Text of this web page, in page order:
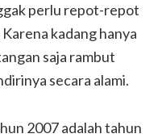
perlu repot-repot
kadang hanya
saja rambut
secara alami.
2007 adalah tahun